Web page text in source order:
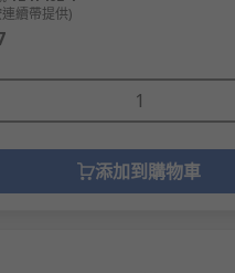
續帶提供)
添加到購物車